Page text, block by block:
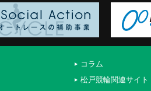
コラム
松戸競輪関連サイト